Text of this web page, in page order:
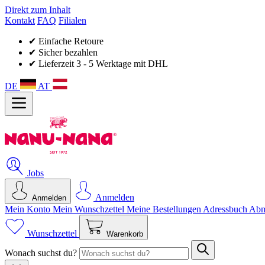
Direkt zum Inhalt
Kontakt FAQ Filialen
✔ Einfache Retoure
✔ Sicher bezahlen
✔ Lieferzeit 3 - 5 Werktage mit DHL
DE AT
Jobs
Anmelden
Anmelden
Mein Konto Mein Wunsch­zettel Meine Bestellungen Adressbuch
Wunschzettel Warenkorb
Wonach suchst du?